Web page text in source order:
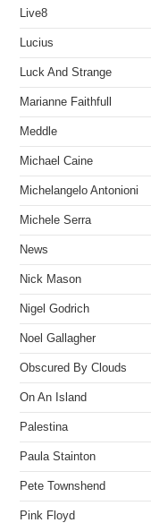
Live8
Lucius
Luck And Strange
Marianne Faithfull
Meddle
Michael Caine
Michelangelo Antonioni
Michele Serra
News
Nick Mason
Nigel Godrich
Noel Gallagher
Obscured By Clouds
On An Island
Palestina
Paula Stainton
Pete Townshend
Pink Floyd